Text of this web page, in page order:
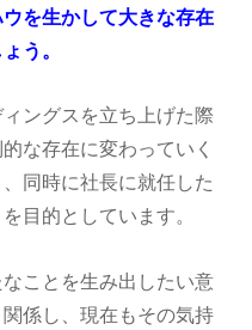
を生かして大きな存在
う。
ングスを立ち上げた際
な存在に変わっていく
同時に社長に就任した
目的としています。
ことを生み出したい意
係し、現在もその気持